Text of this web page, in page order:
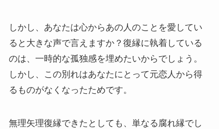
しかし、あなたは心からあの人のことを愛してい
ると大きな声で言えますか？復縁に執着している
のは、一時的な孤独感を埋めたいからでしょう。
しかし、この別れはあなたにとって元恋人から得
るものがなくなったためです。
無理矢理復縁できたとしても、単なる腐れ縁でし